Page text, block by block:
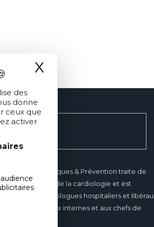
des
donne
ceux que
activer
X
Cardiologiques & Prévention traite de
les domaines de la cardiologie et est
aux cardiologues hospitaliers et
également aux internes et aux chefs de